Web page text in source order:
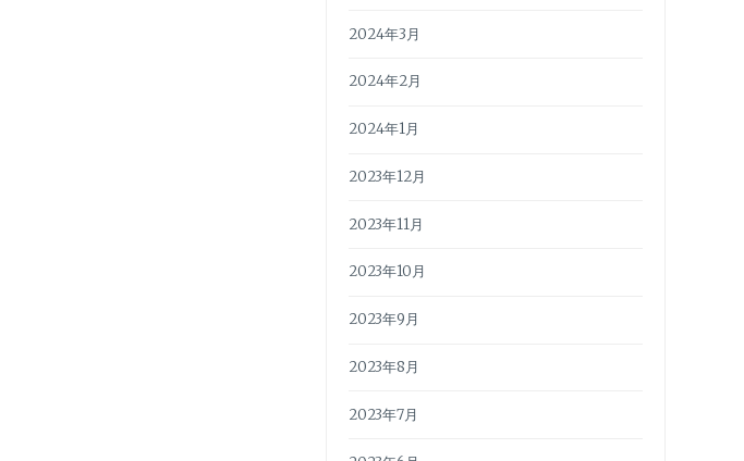
2024年3月
2024年2月
2024年1月
2023年12月
2023年11月
2023年10月
2023年9月
2023年8月
2023年7月